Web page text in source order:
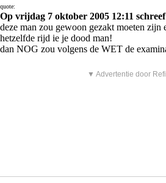
quote:
Op vrijdag 7 oktober 2005 12:11
deze man zou gewoon gezakt moeten zijn
hetzelfde rijd ie je dood man!
dan NOG zou volgens de WET de
▼ Advertentie door